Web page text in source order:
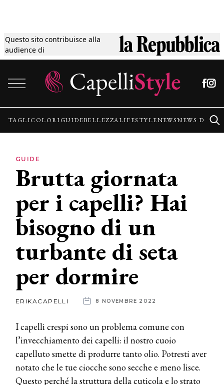
Questo sito contribuisce alla
audience di
Tagli
Colori
Guide
Lifestyle
News
News
aziende
TAGLICOLORI GUIDEBELLEZZALIFESTYLENEWSNEWS
GUIDE
Brutta giornata
per i capelli? Hai
bisogno di un
turbante di seta
per dormire
ERIKACAPELLI 8 NOVEMBRE 2022
I capelli crespi sono un problema comune con
l’invecchiamento dei capelli: il nostro cuoio
capelluto smette di produrre tanto olio. Potresti aver
notato che le tue ciocche sono secche e meno lisce.
Questo perché la struttura della cuticola e lo strato